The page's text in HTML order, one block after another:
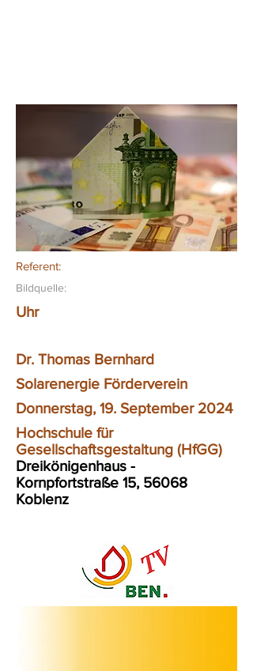
Referent:
Bildquelle:
Uhr
Dr. Thomas Bernhard
Solarenergie Förderverein
Donnerstag, 19. September 2024
Hochschule für
Gesellschaftsgestaltung (HfGG)
Dreikönigenhaus -
Kornpfortstraße 15, 56068
Koblenz